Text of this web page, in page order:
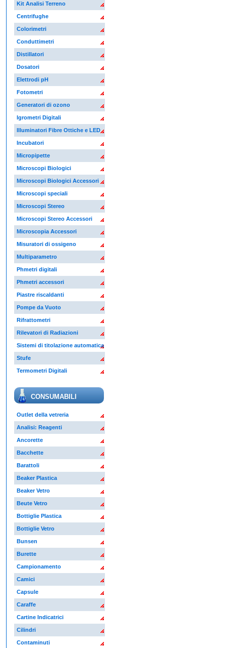
Kit Analisi Terreno
Centrifughe
Colorimetri
Conduttimetri
Distillatori
Dosatori
Elettrodi pH
Fotometri
Generatori di ozono
Igrometri Digitali
Illuminatori Fibre Ottiche e LED
Incubatori
Micropipette
Microscopi Biologici
Microscopi Biologici Accessori
Microscopi speciali
Microscopi Stereo
Microscopi Stereo Accessori
Microscopia Accessori
Misuratori di ossigeno
Multiparametro
Phmetri digitali
Phmetri accessori
Piastre riscaldanti
Pompe da Vuoto
Rifrattometri
Rilevatori di Radiazioni
Sistemi di titolazione automatica
Stufe
Termometri Digitali
CONSUMABILI
Outlet della vetreria
Analisi: Reagenti
Ancorette
Bacchette
Barattoli
Beaker Plastica
Beaker Vetro
Beute Vetro
Bottiglie Plastica
Bottiglie Vetro
Bunsen
Burette
Campionamento
Camici
Capsule
Caraffe
Cartine Indicatrici
Cilindri
Contaminuti